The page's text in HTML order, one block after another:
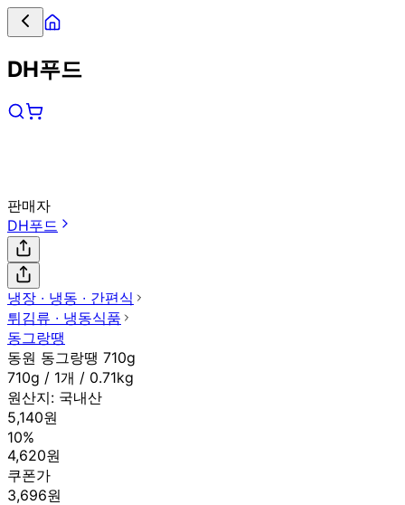
DH푸드
판매자
DH푸드
냉장 ∙ 냉동 ∙ 간편식
튀김류 ∙ 냉동식품
동그랑땡
동원 동그랑땡 710g
710g / 1개 / 0.71kg
원산지: 국내산
5,140원
10%
4,620원
쿠폰가
3,696원